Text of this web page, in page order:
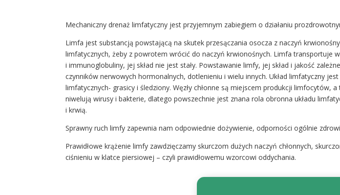
Mechaniczny drenaż limfatyczny jest przyjemnym zabiegiem o działaniu
Limfa jest substancją powstającą na skutek przesączania osocza z naczyń
limfatycznych, żeby z powrotem wrócić do naczyń krwionośnych. Limfa transportuje
i immunoglobuliny, jej skład nie jest stały. Powstawanie limfy, jej skład i jakość
czynników nerwowych hormonalnych, dotlenieniu i wielu innych. Układ limfatyczny
limfatycznych- grasicy i śledziony. Węzły chłonne są miejscem produkcji limfocytów,
niwelują wirusy i bakterie, dlatego powszechnie jest znana rola obronna układu
i krwią.
Sprawny ruch limfy zapewnia nam odpowiednie dożywienie, odporności ogólnie
Prawidłowe krążenie limfy zawdzięczamy skurczom dużych naczyń chłonnych,
ciśnieniu w klatce piersiowej – czyli prawidłowemu wzorcowi oddychania.